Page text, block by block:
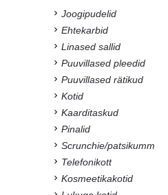
Joogipudelid
Ehtekarbid
Linased sallid
Puuvillased pleedid
Puuvillased rätikud
Kotid
Kaarditaskud
Pinalid
Scrunchie/patsikumm
Telefonikott
Kosmeetikakotid